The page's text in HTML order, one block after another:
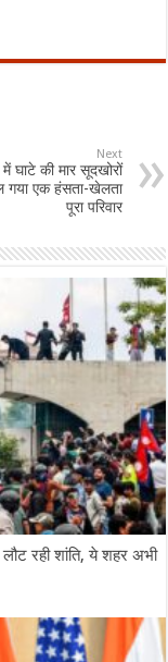
Next
घाटे की मार सूदखोरों
गया एक हंसता-खेलता
पूरा परिवार
रही शांति, ये शहर अभी